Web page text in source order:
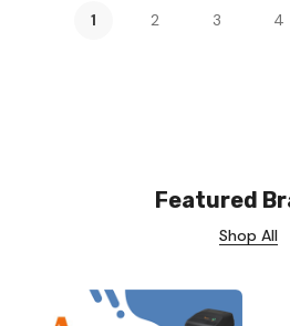
1 2 3 4
Featured
Shop All